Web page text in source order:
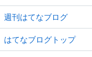
週刊はてなブログ
はてなブログトップ